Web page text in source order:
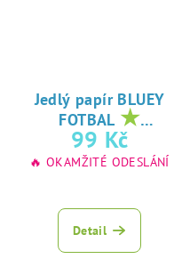
Jedlý papír BLUEY
FOTBAL ★
oblíbený tisk na
jedlý papír
99 Kč
🔥 OKAMŽITÉ ODESLÁNÍ
Detail